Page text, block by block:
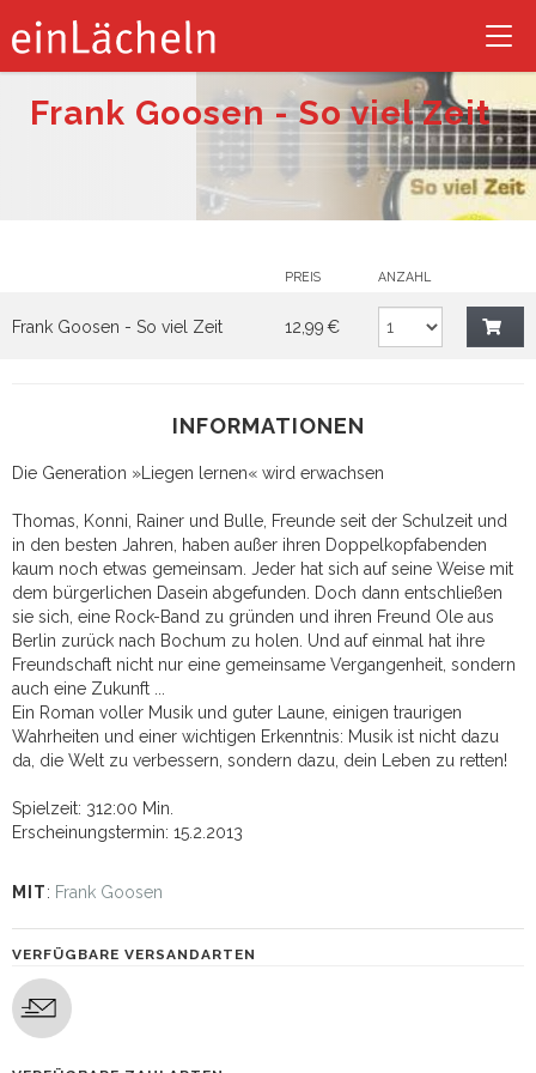
Frank Goosen - So viel Zeit
PREIS ANZAHL
Frank Goosen - So viel Zeit 12,99 €
INFORMATIONEN
Die Generation »Liegen lernen« wird erwachsen
Thomas, Konni, Rainer und Bulle, Freunde seit der Schulzeit und
in den besten Jahren, haben außer ihren Doppelkopfabenden
kaum noch etwas gemeinsam. Jeder hat sich auf seine Weise mit
dem bürgerlichen Dasein abgefunden. Doch dann entschließen
sie sich, eine Rock-Band zu gründen und ihren Freund Ole aus
Berlin zurück nach Bochum zu holen. Und auf einmal hat ihre
Freundschaft nicht nur eine gemeinsame Vergangenheit, sondern
auch eine Zukunft ...
Ein Roman voller Musik und guter Laune, einigen traurigen
Wahrheiten und einer wichtigen Erkenntnis: Musik ist nicht dazu
da, die Welt zu verbessern, sondern dazu, dein Leben zu retten!
Spielzeit: 312:00 Min.
Erscheinungstermin: 15.2.2013
MIT: Frank Goosen
VERFÜGBARE VERSANDARTEN